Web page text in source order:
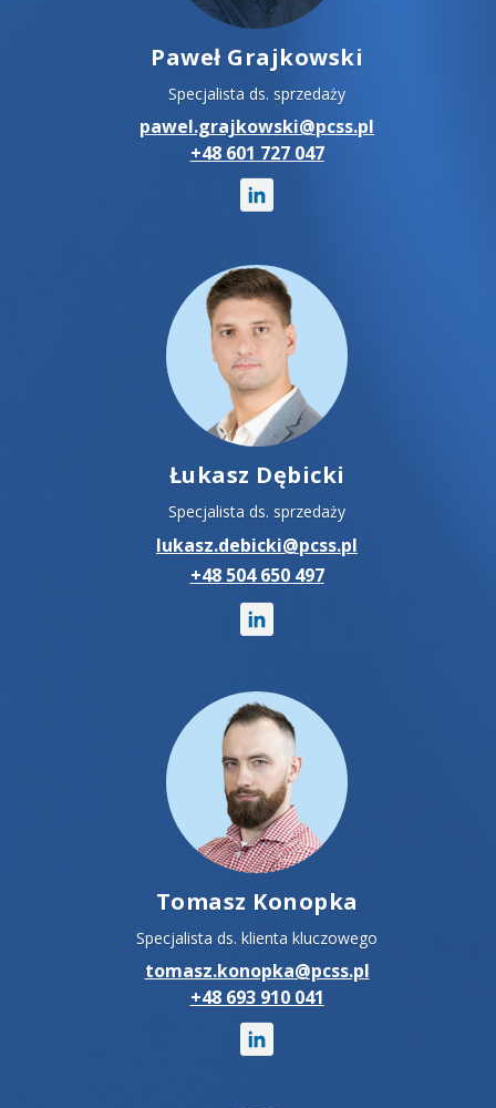
Paweł Grajkowski
Specjalista ds. sprzedaży
pawel.grajkowski@pcss.pl
+48 601 727 047
Łukasz Dębicki
Specjalista ds. sprzedaży
lukasz.debicki@pcss.pl
+48 504 650 497
Tomasz Konopka
Specjalista ds. klienta kluczowego
tomasz.konopka@pcss.pl
+48 693 910 041